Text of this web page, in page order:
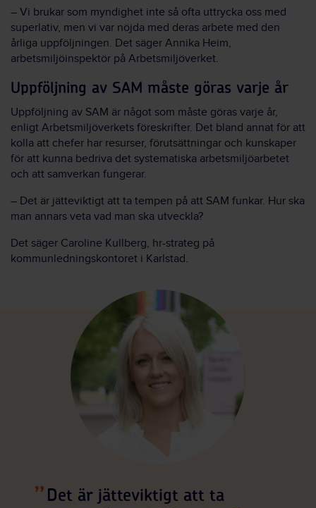
– Vi brukar som myndighet inte så ofta uttrycka oss med
superlativ, men vi var nöjda med deras arbete med den
årliga uppföljningen. Det säger Annika Heim,
arbetsmiljöinspektör på Arbetsmiljöverket.
Uppföljning av SAM måste göras varje år
Uppföljning av SAM är något som måste göras varje år,
enligt Arbetsmiljöverkets föreskrifter. Det bland annat för att
kolla att chefer har resurser, förutsättningar och kunskaper
för att kunna bedriva det systematiska arbetsmiljöarbetet
och att samverkan fungerar.
– Det är jätteviktigt att ta tempen på att SAM funkar. Hur ska
man annars veta vad man ska utveckla?
Det säger Caroline Kullberg, hr-strateg på
kommunledningskontoret i Karlstad.
Det är jätteviktigt att ta